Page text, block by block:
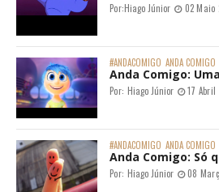
Por:Hiago Júnior 02 Maio
#ANDACOMIGO ANDA COMIGO
Anda Comigo:
Por: Hiago Júnior 17 Abril
#ANDACOMIGO ANDA COMIGO
Anda Comigo: Só
Por: Hiago Júnior 08